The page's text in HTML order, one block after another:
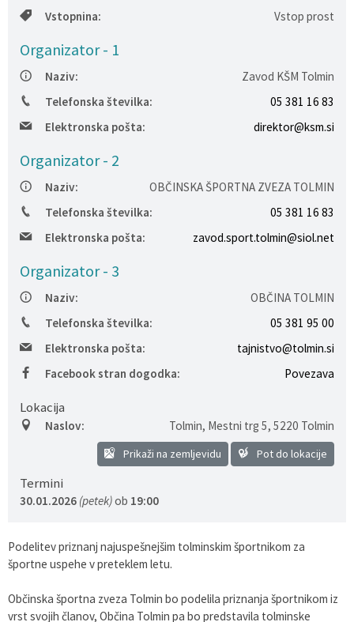
Vstopnina:
Vstop prost
Organizator - 1
Naziv:
Zavod KŠM Tolmin
Telefonska številka:
05 381 16 83
Elektronska pošta:
direktor@ksm.si
Organizator - 2
Naziv:
OBČINSKA ŠPORTNA ZVEZA TOLMIN
Telefonska številka:
05 381 16 83
Elektronska pošta:
zavod.sport.tolmin@siol.net
Organizator - 3
Naziv:
OBČINA TOLMIN
Telefonska številka:
05 381 95 00
Elektronska pošta:
tajnistvo@tolmin.si
Facebook stran dogodka:
Povezava
Lokacija
Naslov: Tolmin, Mestni trg 5, 5220 Tolmin
Prikaži na zemljevidu Pot do lokacije
Termini
30.01.2026 (petek)ob 19:00
Podelitev priznanj najuspešnejšim tolminskim športnikom za
športne uspehe v preteklem letu.
Občinska športna zveza Tolmin bo podelila priznanja športnikom iz
vrst svojih članov, Občina Tolmin pa bo predstavila tolminske
Varstvo osebnih podatkov
Katalog informacij javnega značaja
Občinska volilna komisija
Svet za preventivo in vzgojo v cestnem prometu
Viri pomoči za področje duševnega zdravja
En Svet EKO sklad
Varuhov kotiček